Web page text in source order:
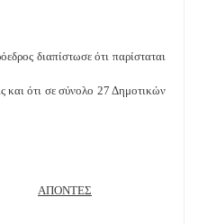
διαπίστωσε ότι παρίσταται
και ότι σε σύνολο 27 Δημοτικών
ΑΠΟΝΤΕΣ